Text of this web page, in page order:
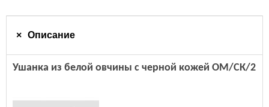
Описание
Ушанка из белой овчины с черной кожей ОМ/СК/2